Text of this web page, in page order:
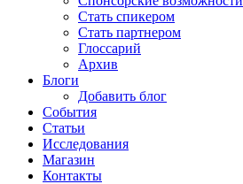
Стать спикером
Стать партнером
Глоссарий
Архив
Блоги
Добавить блог
События
Статьи
Исследования
Магазин
Контакты